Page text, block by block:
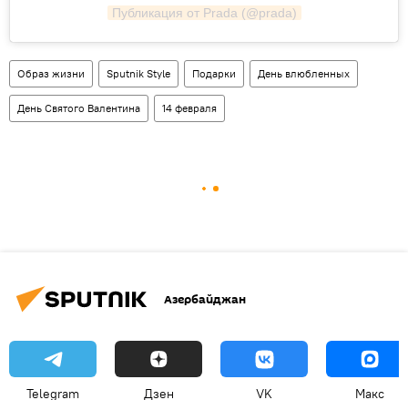
Публикация от Prada (@prada)
Образ жизни Sputnik Style Подарки День влюбленных
День Святого Валентина 14 февраля
Азербайджан
Telegram Дзен VK Макс